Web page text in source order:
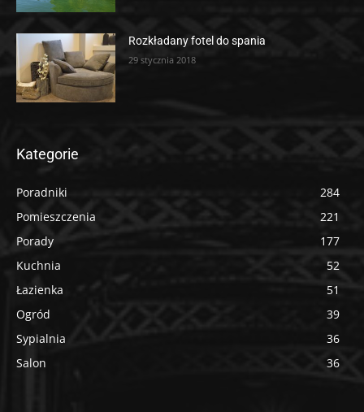
Rozkładany fotel do spania
29 stycznia 2018
Kategorie
Poradniki
284
Pomieszczenia
221
Porady
177
Kuchnia
52
Łazienka
51
Ogród
39
Sypialnia
36
Salon
36